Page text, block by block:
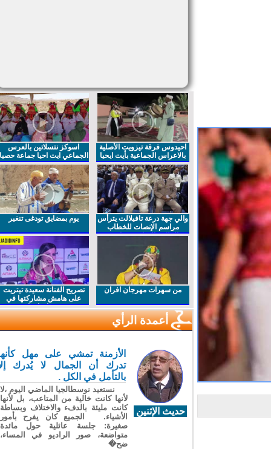
احيدوس فرقة تيزويت الأصلية
بالاعراس الجماعية بأيت ايحيا
اسوكز نتسلاتين بالعرس
الجماعي ايت احيا جماعة حصيا
والي جهة درعة تافيلالت يترأس
مراسم الإنصات للخطاب
الملكي السامي بمناسبة
يوم بمضايق تودغى تنغير
من سهرات مهرجان افران
تصريح الفنانة سعيدة تيتريت
على هامش مشاركتها في
مهرجان افران
أعمدة الرأي
حديث الإثنين
الأزمنة تمشي على مهل كأنها
تدرك أن الجمال لا يُدرك إلا
بالتأمل في الكل .
نستعيد نوسطالجيا الماضي اليوم ،لا
لأنها كانت خالية من المتاعب، بل لأنها
كانت مليئة بالدفء والاختلاف وبساطة
الأشياء. الجميع كان يفرح بأمور
صغيرة: جلسة عائلية حول مائدة
متواضعة، صور الراديو في المساء،
ضح�